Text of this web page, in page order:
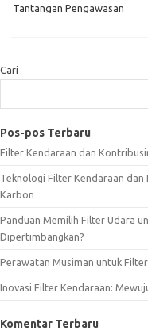
Tantangan Pengawasan
Cari
Pos-pos Terbaru
Filter Kendaraan dan
Teknologi Filter Kendaraan dan
Karbon
Panduan Memilih Filter Udara
Dipertimbangkan?
Perawatan Musiman untuk
Inovasi Filter Kendaraan:
Komentar Terbaru